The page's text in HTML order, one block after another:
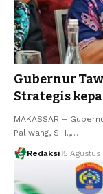
Gubernur
Strategis
MAKASSAR –
Paliwang, S.H.,…
Redaksi 5